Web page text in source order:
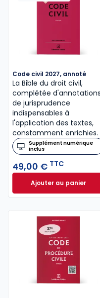
Code civil 2027, annoté
La Bible du droit civil,
complétée d'annotations
de jurisprudence
indispensables à
l'application des textes,
constamment enrichies.
Supplément numérique
inclus
49,00 € TTC
Ajouter au panier
Code civil